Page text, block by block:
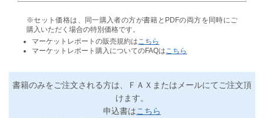
※セット価格は、同一購入者の方が書籍とPDFの両方を同時にご
購入いただく場合の特別価格です。
マーケットレポートの販売規約は こちら
マーケットレポート購入についてのFAQは こちら
書籍のみをご注文される方は、ＦＡＸまたはメールにてご注文頂
けます。
申込書はこちら